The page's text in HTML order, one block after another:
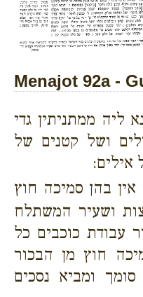
Menajot 92a -
ליה ממתניתין גדי
ושל קטנים של
אילים:
בהן סמיכה חוץ
ושעיר המשתלח
עבודת כוכבים כל
חוץ מן הבכור
ומביא נסכים